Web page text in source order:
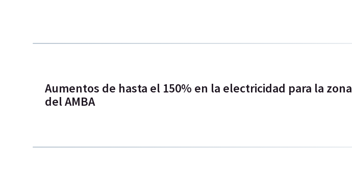
Aumentos de hasta el 150% en la electricidad para la zona
del AMBA